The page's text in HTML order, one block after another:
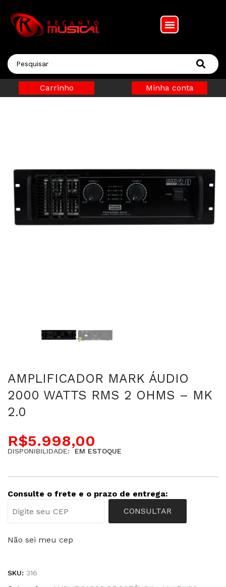
Carrinho Minha conta
AMPLIFICADOR MARK ÁUDIO
2000 WATTS RMS 2 OHMS – MK
2.0
R$5.998,00
DISPONIBILIDADE: EM ESTOQUE
Consulte o frete e o prazo de entrega:
CONSULTAR
Não sei meu cep
SKU: 316